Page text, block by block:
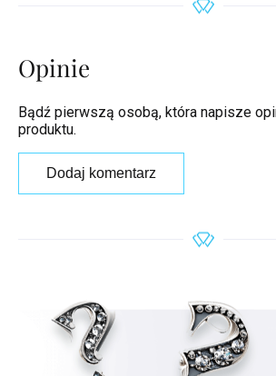
Opinie
Bądź pierwszą osobą, która napisze
produktu.
Dodaj komentarz